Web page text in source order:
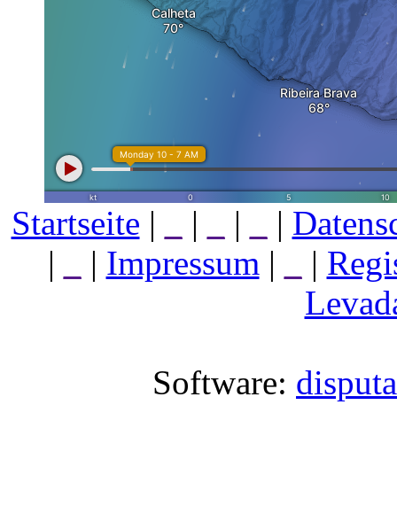
Startseite | | | |
|
| Impressum | |
Software: